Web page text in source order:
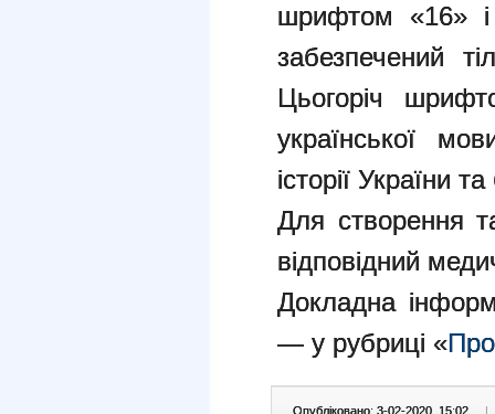
шрифтом «16»
забезпечений
Цьогоріч
української
історії України та
Для створення
відповідний
Докладна
— у рубриці «
Опубліковано: 3-02-2020, 15:02 |